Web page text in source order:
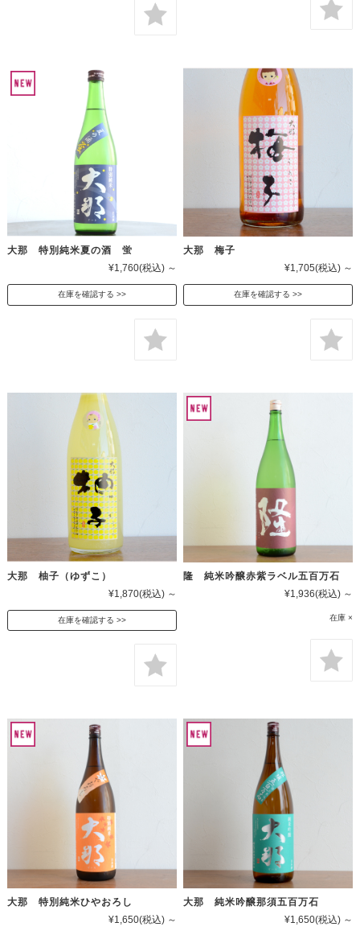
大那 特別純米夏の酒 蛍
¥1,760(税込) ～
在庫を確認する
大那 梅子
¥1,705(税込) ～
在庫を確認する
大那 柚子（ゆずこ）
¥1,870(税込) ～
在庫を確認する
隆 純米吟醸赤紫ラベル五百万石
¥1,936(税込) ～
在庫 ×
大那 特別純米ひやおろし
¥1,650(税込) ～
大那 純米吟醸那須五百万石
¥1,650(税込) ～